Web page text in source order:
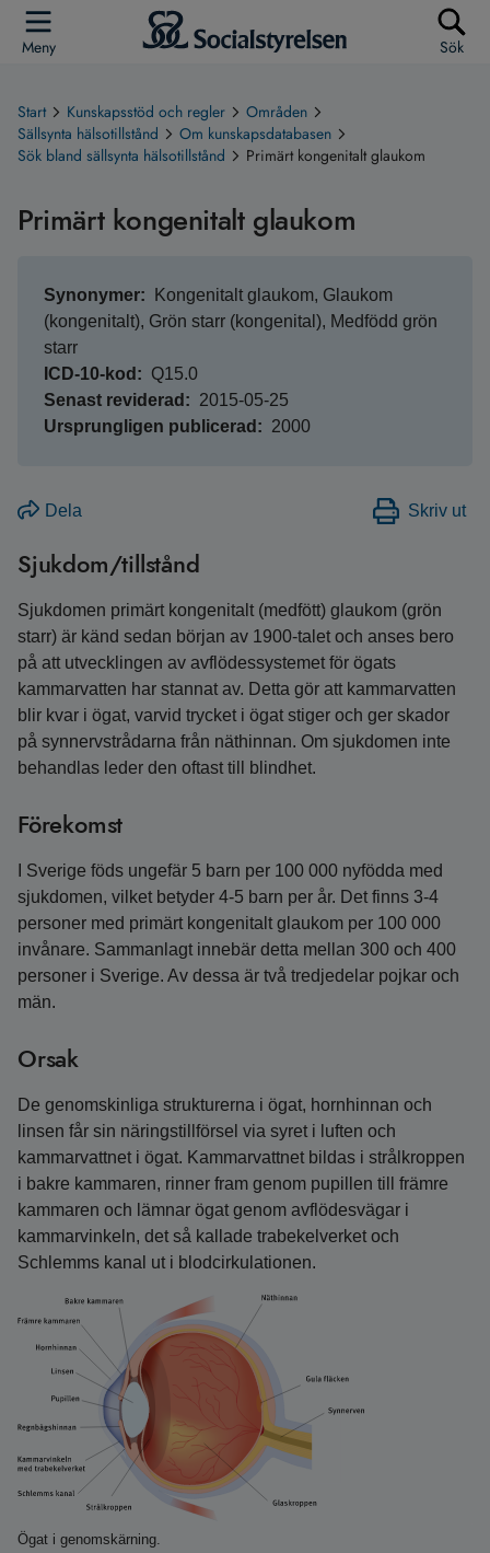
Meny Sök
Start Kunskapsstöd och regler
Områden
Sällsynta hälsotillstånd
Om kunskapsdatabasen
Sök bland sällsynta hälsotillstånd
Primärt kongenitalt glaukom
Primärt kongenitalt glaukom
Synonymer
Kongenitalt glaukom, Glaukom
(kongenitalt), Grön starr (kongenital), Medfödd grön
starr
ICD-10-kod Q15.0
Senast reviderad 2015-05-25
Ursprungligen publicerad 2000
Dela Skriv ut
Sjukdom/tillstånd
Sjukdomen primärt kongenitalt (medfött) glaukom (grön
starr) är känd sedan början av 1900-talet och anses bero
på att utvecklingen av avflödessystemet för ögats
kammarvatten har stannat av. Detta gör att kammarvatten
blir kvar i ögat, varvid trycket i ögat stiger och ger skador
på synnervstrådarna från näthinnan. Om sjukdomen inte
behandlas leder den oftast till blindhet.
Förekomst
I Sverige föds ungefär 5 barn per 100 000 nyfödda med
sjukdomen, vilket betyder 4-5 barn per år. Det finns 3-4
personer med primärt kongenitalt glaukom per 100 000
invånare. Sammanlagt innebär detta mellan 300 och 400
personer i Sverige. Av dessa är två tredjedelar pojkar och
män.
Orsak
De genomskinliga strukturerna i ögat, hornhinnan och
linsen får sin näringstillförsel via syret i luften och
kammarvattnet i ögat. Kammarvattnet bildas i strålkroppen
i bakre kammaren, rinner fram genom pupillen till främre
kammaren och lämnar ögat genom avflödesvägar i
kammarvinkeln, det så kallade trabekelverket och
Schlemms kanal ut i blodcirkulationen.
Ögat i genomskärning.